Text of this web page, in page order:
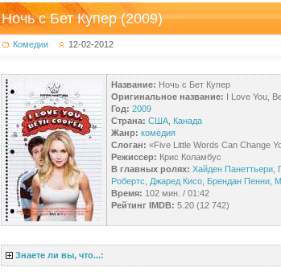
Ночь с Бет Купер (2009)
Комедии 12-02-2012
Название: Ночь с Бет Купер
Оригинальное название: I Love You,
Год: 2009
Страна: США, Канада
Жанр: комедия
Слоган: «Five Little Words Can Change
Режиссер: Крис Коламбус
В главных ролях: Хайден Панеттьери,
Робертс
Джаред Кисо, Брендан Пенни,
Время: 102 мин. / 01:42
Рейтинг IMDB: 5.20 (12 742)
Знаете ли вы, что...: